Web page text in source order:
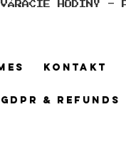
KONTAKT
& REFUNDS